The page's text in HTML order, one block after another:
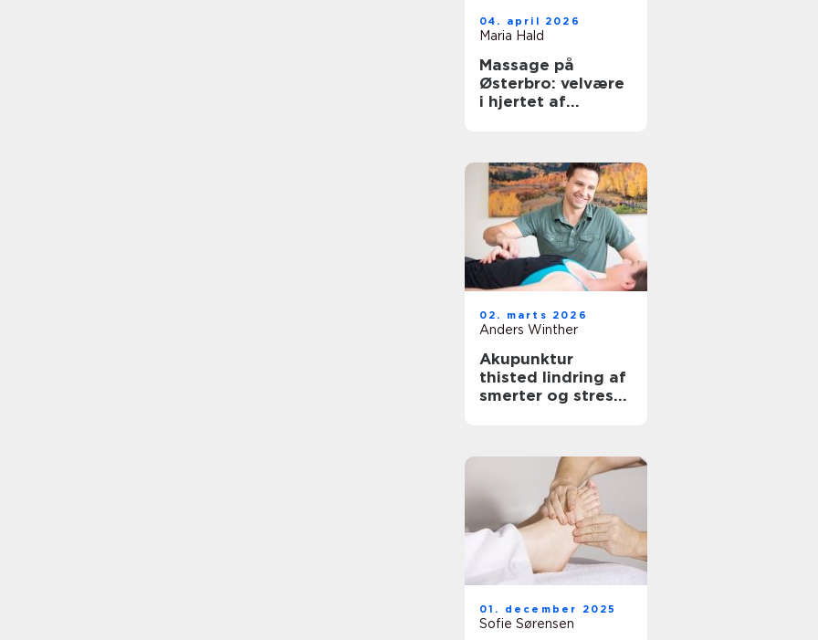
04. april 2026
Maria Hald
Massage på
Østerbro: velvære
i hjertet af
02. marts 2026
Anders Winther
Akupunktur
thisted lindring af
smerter og stress
01. december 2025
Sofie Sørensen